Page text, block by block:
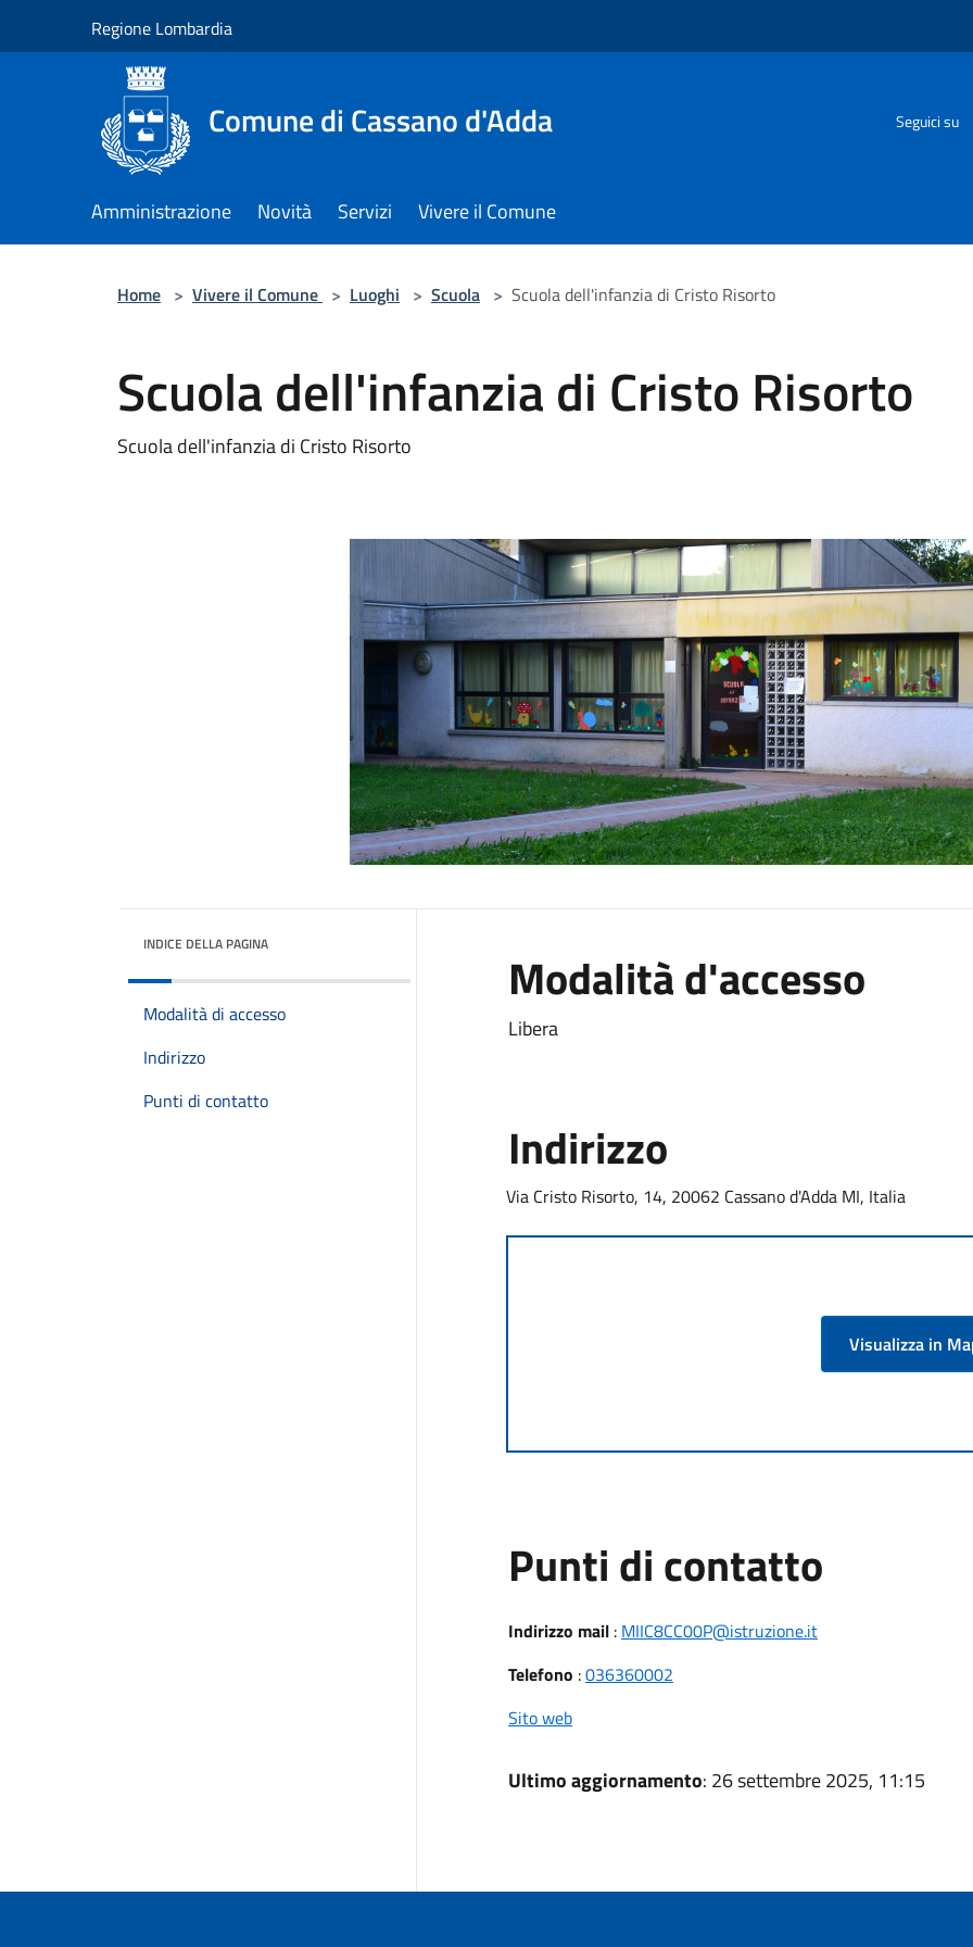
Regione Lombardia
Comune di Cassano d'Adda Seguici su
Amministrazione Novità Servizi Vivere il Comune
Home > Vivere il Comune > Luoghi > Scuola > Scuola dell'infanzia di Cristo Risorto
Scuola dell'infanzia di Cristo Risorto
Scuola dell'infanzia di Cristo Risorto
INDICE DELLA PAGINA
Modalità di accesso
Indirizzo
Punti di contatto
Modalità d'accesso
Libera
Indirizzo
Via Cristo Risorto, 14, 20062 Cassano d'Adda MI, Italia
Visualizza in
Punti di contatto
Indirizzo mail: MIIC8CC00P@istruzione.it
Telefono :036360002
Sito web
Ultimo aggiornamento: 26 settembre 2025, 11:15